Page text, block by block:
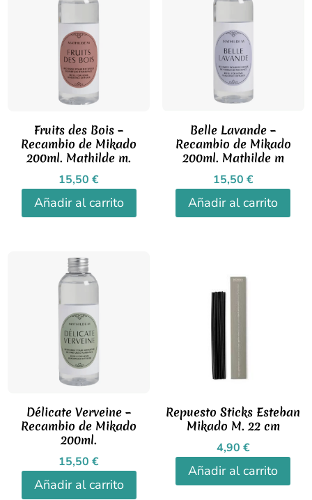
Fruits des Bois –
Recambio de Mikado
200ml. Mathilde m.
15,50€
Añadir al carrito
Belle Lavande –
Recambio de Mikado
200ml. Mathilde m
15,50 €
Añadir al carrito
Délicate Verveine –
Recambio de Mikado
200ml.
15,50€
Añadir al carrito
Repuesto Sticks Esteban
Mikado M. 22 cm
4,90 €
Añadir al carrito